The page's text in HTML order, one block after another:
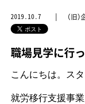
2019.10.7 (旧)
職場見学に行
こんにちは。ス
就労移行支援事